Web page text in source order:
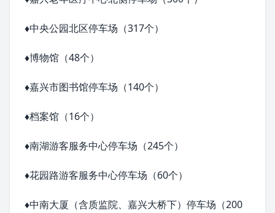
♦中央公园北区停车场（317个）
♦博物馆（48个）
♦嘉兴市图书馆停车场（140个）
♦档案馆（16个）
♦南湖游客服务中心停车场（245个）
♦花园路游客服务中心停车场（60个）
♦中南大厦（含质监院、嘉兴大桥下）停车场（200